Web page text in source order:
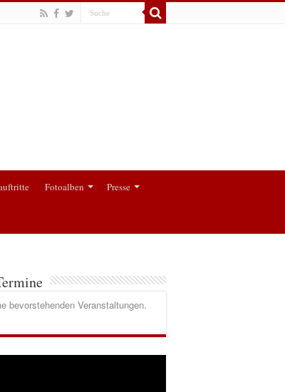
Fotoalben Presse
bevorstehenden Veranstaltungen.